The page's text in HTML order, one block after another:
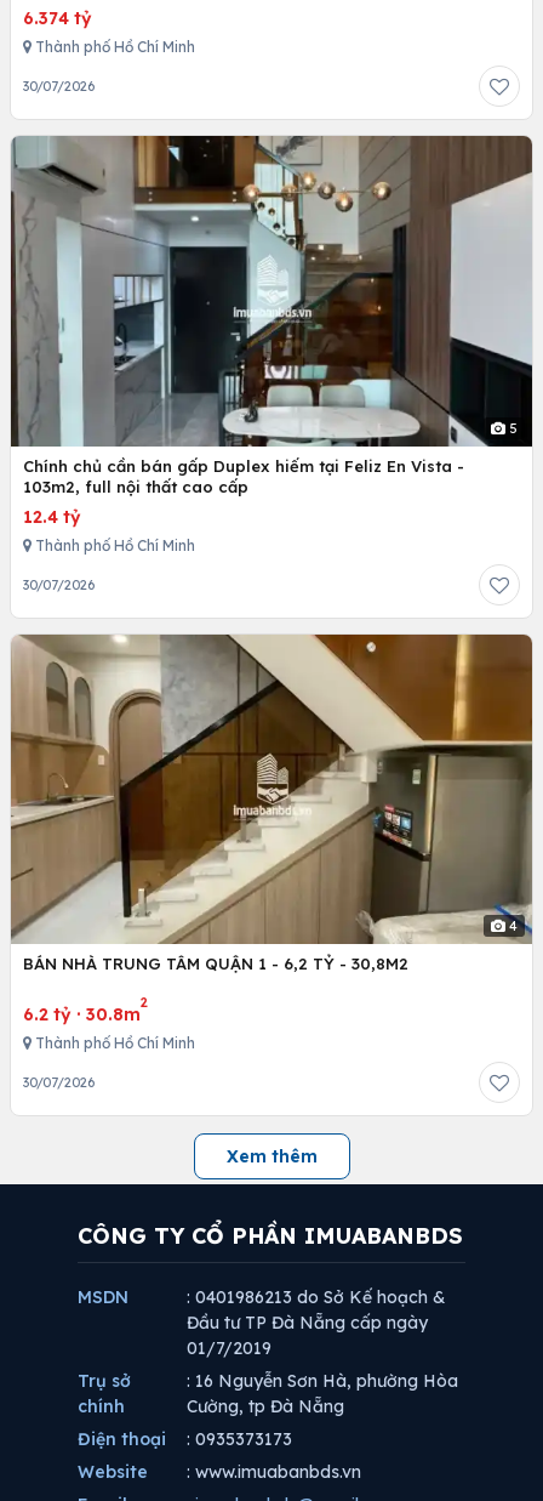
6.374 tỷ
Thành phố Hồ Chí Minh
30/07/2026
5
Chính chủ cần bán gấp Duplex hiếm tại Feliz En Vista -
103m2, full nội thất cao cấp
12.4 tỷ
Thành phố Hồ Chí Minh
30/07/2026
4
BÁN NHÀ TRUNG TÂM QUẬN 1 - 6,2 TỶ - 30,8M2
6.2 tỷ · 30.8m
2
Thành phố Hồ Chí Minh
30/07/2026
Xem thêm
CÔNG TY CỔ PHẦN IMUABANBDS
MSDN
: 0401986213 do Sở Kế hoạch &
Đầu tư TP Đà Nẵng cấp ngày
01/7/2019
Trụ sở
chính
: 16 Nguyễn Sơn Hà, phường Hòa
Cường, tp Đà Nẵng
Điện thoại
: 0935373173
Website
: www.imuabanbds.vn